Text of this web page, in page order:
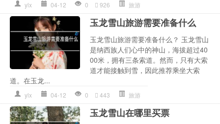
ylx 04-12 0 926 旅游
玉龙雪山旅游需要准备什么
玉龙雪山旅游需要准备什么？ 玉龙雪山
是纳西族人们心中的神山，海拔超过40
00米，拥有三条索道。然而，只有大索
道才能接触到雪，因此推荐乘坐大索
道。在玉龙...
ylx 04-12 0 443 旅游
玉龙雪山在哪里买票